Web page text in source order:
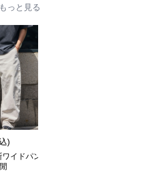
もっと見る
)
イドパン